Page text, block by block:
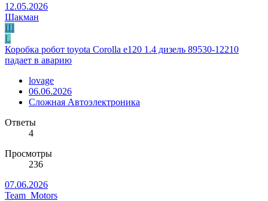
12.05.2026
Шакман
Ш
L
Коробка робот toyota Corolla e120 1.4 дизель 89530-12210
падает в аварию
lovage
06.06.2026
Сложная Автоэлектроника
Ответы
4
Просмотры
236
07.06.2026
Team_Motors